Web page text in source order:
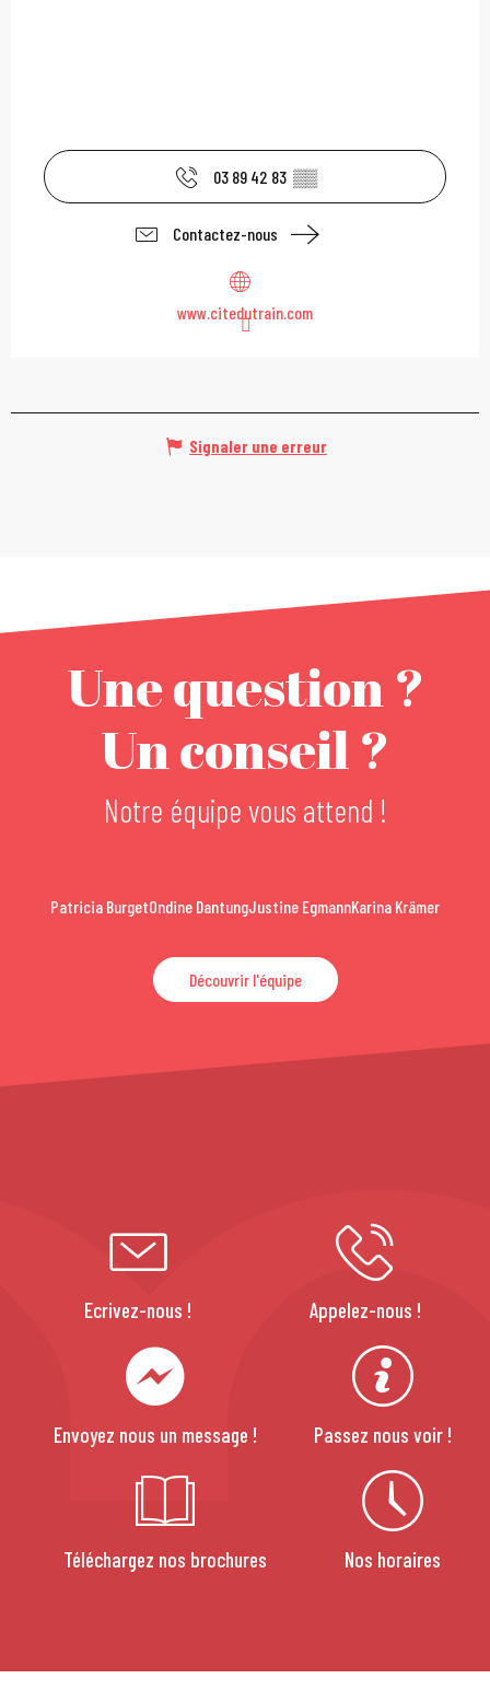
03 89 42 83 ▒▒
Contactez-nous
www.citedutrain.com
Signaler une erreur
Une question ?
Un conseil ?
Notre équipe vous attend !
Patricia BurgetOndine DantungJustine EgmannKarina Krämer
Découvrir l'équipe
Ecrivez-nous ! Appelez-nous !
Envoyez nous un message ! Passez nous voir !
Téléchargez nos brochures Nos horaires